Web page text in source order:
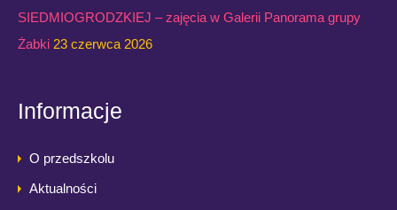
SIEDMIOGRODZKIEJ – zajęcia w Galerii Panorama grupy
Żabki 23 czerwca 2026
Informacje
O przedszkolu
Aktualności